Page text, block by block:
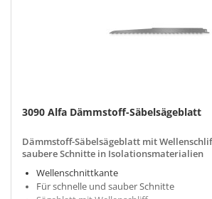
3090 Alfa Dämmstoff-Säbelsägeblatt
Dämmstoff-Säbelsägeblatt mit
saubere Schnitte in Isolationsmaterialien
Wellenschnittkante
Für schnelle und sauber Schnitte